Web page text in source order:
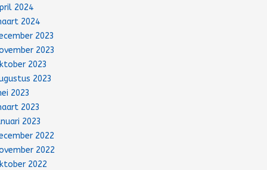
2024
2024
2023
2023
2023
2023
2023
2023
2023
2022
2022
2022